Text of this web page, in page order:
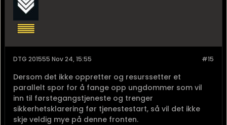
#15
DTG 201555 Nov 24, 15:55
Dersom det ikke oppretter og resurssetter et
parallelt spor for å fange opp ungdommer som vil
inn til førstegangstjeneste og trenger
sikkerhetsklarering før tjenestestart, så vil det ikke
skje veldig mye på denne fronten.